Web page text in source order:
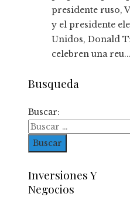
presidente ruso,
y el presidente
Unidos, Donald
celebren una reu...
Busqueda
Buscar:
Inversiones Y
Negocios